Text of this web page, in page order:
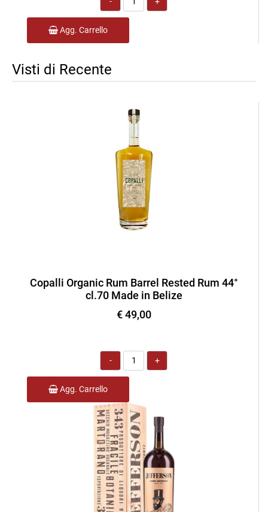
Agg. Carrello
Visti di Recente
Copalli Organic Rum Barrel Rested Rum 44°
cl.70 Made in Belize
€ 49,00
Quantità
Agg. Carrello